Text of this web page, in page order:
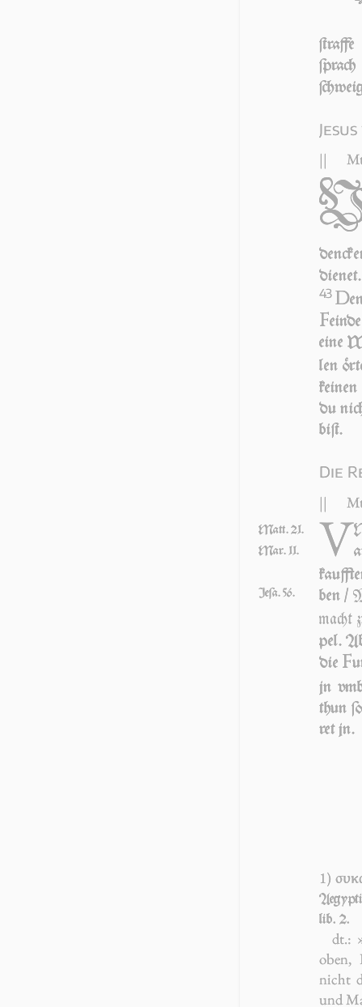
||
43 D
F
ei­ne
len
kei­nen
du
biſt.
Die
||
Matt. 21.
Mar. 11.
Jeſa. 56.
V
ben /
macht
pel.
die F
jn
thun
ret jn.
1)
lib. 2.
dt.:
oben,
nicht
und